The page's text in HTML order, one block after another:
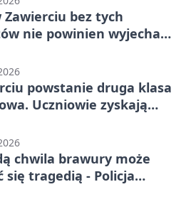
Zawierciu bez tych
nie powinien wyjechać
powstanie druga klasa
Uczniowie zyskają
chwila brawury może
się tragedią - Policja